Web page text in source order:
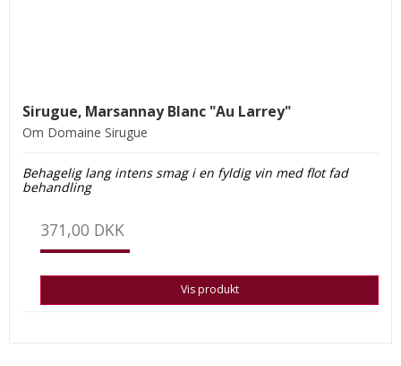
Sirugue, Marsannay Blanc "Au Larrey"
Om Domaine Sirugue
Behagelig lang intens smag i en fyldig vin med flot fad
behandling
371,00 DKK
Vis produkt